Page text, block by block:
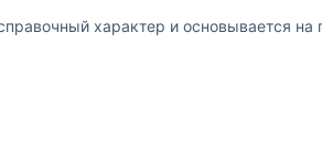
характер и основывается на